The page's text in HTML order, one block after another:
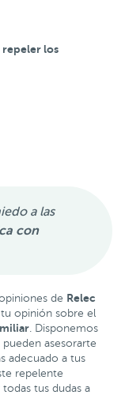
repeler los
a las
con
de Relec
opinión sobre el
Disponemos
asesorarte
adecuado a tus
repelente
tus dudas a